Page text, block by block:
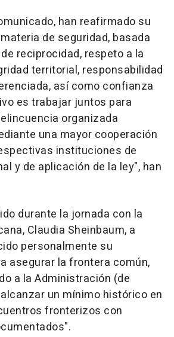
han reafirmado su
de seguridad, basada
reciprocidad, respeto a la
territorial, responsabilidad
así como confianza
es trabajar juntos para
organizada
una mayor cooperación
instituciones de
y de aplicación de la ley", han
durante la jornada con la
Claudia Sheinbaum, a
personalmente su
asegurar la frontera común,
a la Administración (de
un mínimo histórico en
fronterizos con